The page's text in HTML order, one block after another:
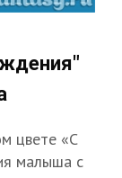
цвете «С
малыша с